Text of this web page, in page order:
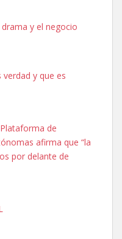
LOPEZ
PERDIDO HOY
ASUSTADIZO
y el negocio
verdad y que es
de
afirma que “la
por delante de